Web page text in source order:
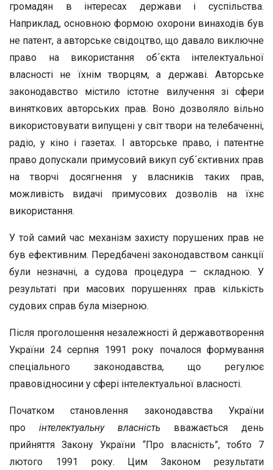
громадян в інтересах держави і суспільства.
Наприклад, основною формою охорони винаходів був
не патент, а авторське свідоцтво, що давало виключне
право на використання об´єкта інтелектуальної
власності не їхнім творцям, а державі. Авторське
законодавство містило істотне вилучення зі сфери
виняткових авторських прав. Воно дозволяло вільно
використовувати випущені у світ твори на телебаченні,
радіо, у кіно і газетах. І авторське право, і патентне
право допускали примусовий викуп суб´єктивних прав
на творчі досягнення у власників таких прав,
можливість видачі примусових дозволів на їхнє
використання.
У той самий час механізм захисту порушених прав не
був ефективним. Передбачені законодавством санкції
були незначні, а судова процедура — складною. У
результаті при масових порушеннях прав кількість
судових справ була мізерною.
Після проголошення незалежності й державотворення
України 24 серпня 1991 року почалося формування
спеціального законодавства, що регулює
правовідносини у сфері інтелектуальної власності.
Початком становлення законодавства України
про інтелектуальну власність вважається день
прийняття Закону України “Про власність”, тобто 7
лютого 1991 року. Цим Законом результати